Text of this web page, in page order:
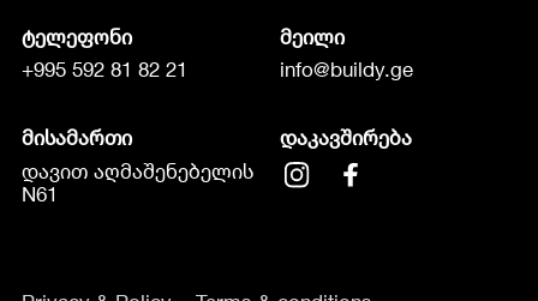
ტელეფონი
+995 592 81 82 21
მეილი
info@buildy.ge
მისამართი
დავით აღმაშენებელის
N61
დაკავშირება